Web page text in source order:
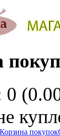
0
Корзина покупок